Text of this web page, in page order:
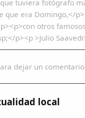
tuviera fotógrafo
que era Domingo,</
otros
p><p >Julio
dejar un
local